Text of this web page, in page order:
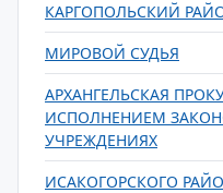
КАРГОПОЛЬСКИЙ
МИРОВОЙ СУДЬЯ
АРХАНГЕЛЬСКАЯ
ИСПОЛНЕНИЕМ
УЧРЕЖДЕНИЯХ
ИСАКОГОРСКОГО